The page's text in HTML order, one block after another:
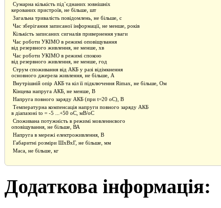
Сумарна кількість під`єднаних зовнішніх
керованих пристроїв, не більше, шт
Загальна тривалість повідомлень, не більше, с
Час зберігання записаної інформації, не менше, років
Кількість записаних сигналів привернення уваги
Час роботи УКІМО в режимі оповіщування
від резервного живлення, не менше, хв
Час роботи УКІМО в режимі спокою
від резервного живлення, не менше, год
Струм споживання від АКБ у разі відімкнення
основного джерела живлення, не більше, А
Внутрішній опір АКБ та кіл її підключення Rimax, не більше, Ом
Кінцева напруга АКБ, не менше, В
Напруга повного заряду АКБ (при t=20 oC), В
Температурна компенсація напруги повного заряду АКБ
в діапазоні to = -5 ...+50 oC, мВ/oC
Споживана потужність в режимі мовленнєвого
оповіщування, не більше, ВА
Напруга в мережі електроживлення, В
Габаритні розміри ШхВхГ, не більше, мм
Маса, не більше, кг
Додаткова інформація: